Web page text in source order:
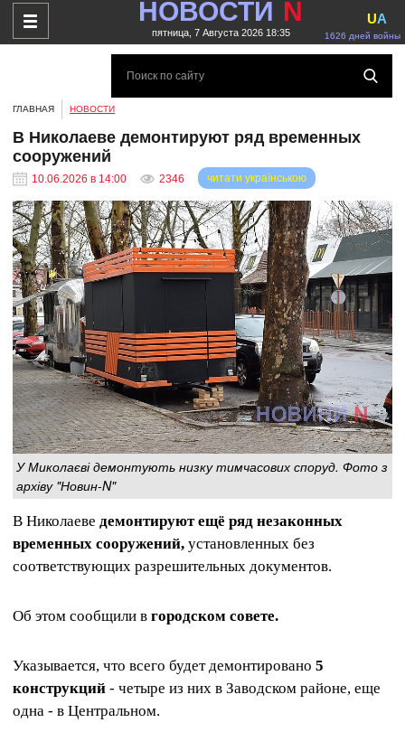
НОВОСТИ N
пятница, 7 Августа 2026 18:35 1626 дней войны
UA
ГЛАВНАЯ НОВОСТИ
В Николаеве демонтируют ряд временных
сооружений
10.06.2026 в 14:00 2346 читати українською
У Миколаєві демонтують низку тимчасових споруд. Фото з
архіву "Новин-N"
В Николаеве демонтируют ещё ряд незаконных
временных сооружений, установленных без
соответствующих разрешительных документов.
Об этом сообщили в городском совете.
Указывается, что всего будет демонтировано 5
конструкций - четыре из них в Заводском районе, еще
одна - в Центральном.